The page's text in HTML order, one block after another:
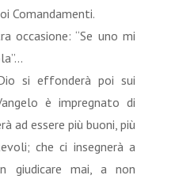
Comandamenti.
occasione: “Se uno mi
si effonderà poi sui
è impregnato di
ad essere più buoni, più
che ci insegnerà a
giudicare mai, a non